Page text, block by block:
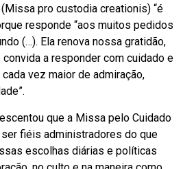
pro custodia creationis) “é
responde “aos muitos pedidos
(…). Ela renova nossa gratidão,
a responder com cuidado e
vez maior de admiração,
que a Missa pelo Cuidado
ser fiéis administradores do que
escolhas diárias e políticas